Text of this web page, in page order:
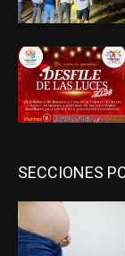
SECCIONES